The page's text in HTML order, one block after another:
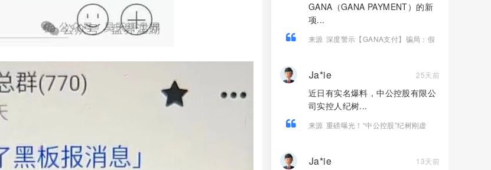
GANA（GANA PAYMENT）的新
项...
来源 深度警示【GANA支付】骗局：假
Ja*ie 25天前
近日有实名爆料，中公控股有限公
司实控人纪树...
来源 重磅曝光！“中公控股”纪树刚虚
Ja*ie 13天前